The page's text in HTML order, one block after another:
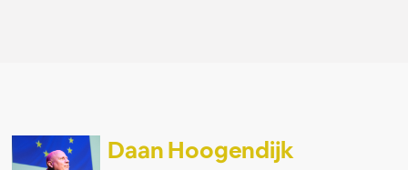
Daan Hoogendijk